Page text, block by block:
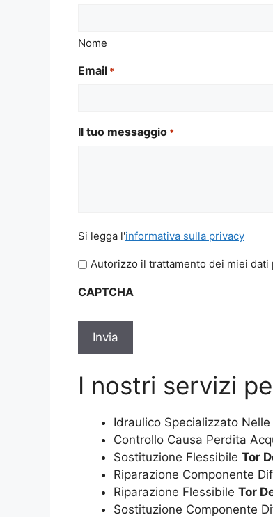
Nome
Email *
Il tuo messaggio *
Si
l'informativa
sulla
*
Si legga l'informativa sulla privacy
Autorizzo il trattamento dei miei dati
CAPTCHA
I nostri servizi
Idraulico Specializzato Nelle
Controllo Causa Perdita
Sostituzione Flessibile Tor
Riparazione Componente
Riparazione Flessibile Tor
Sostituzione Componente